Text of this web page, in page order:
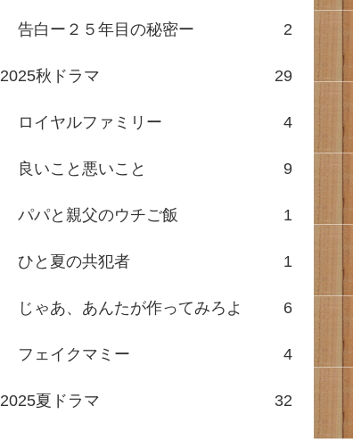
告白ー２５年目の秘密ー 2
2025秋ドラマ 29
ロイヤルファミリー 4
良いこと悪いこと 9
パパと親父のウチご飯 1
ひと夏の共犯者 1
じゃあ、あんたが作ってみろよ 6
フェイクマミー 4
2025夏ドラマ 32